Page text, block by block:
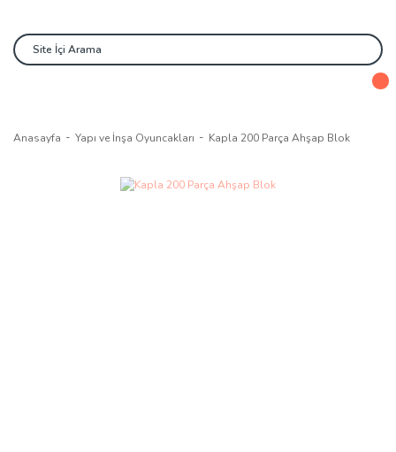
Anasayfa Yapı ve İnşa Oyuncakları Kapla 200 Parça Ahşap Blok